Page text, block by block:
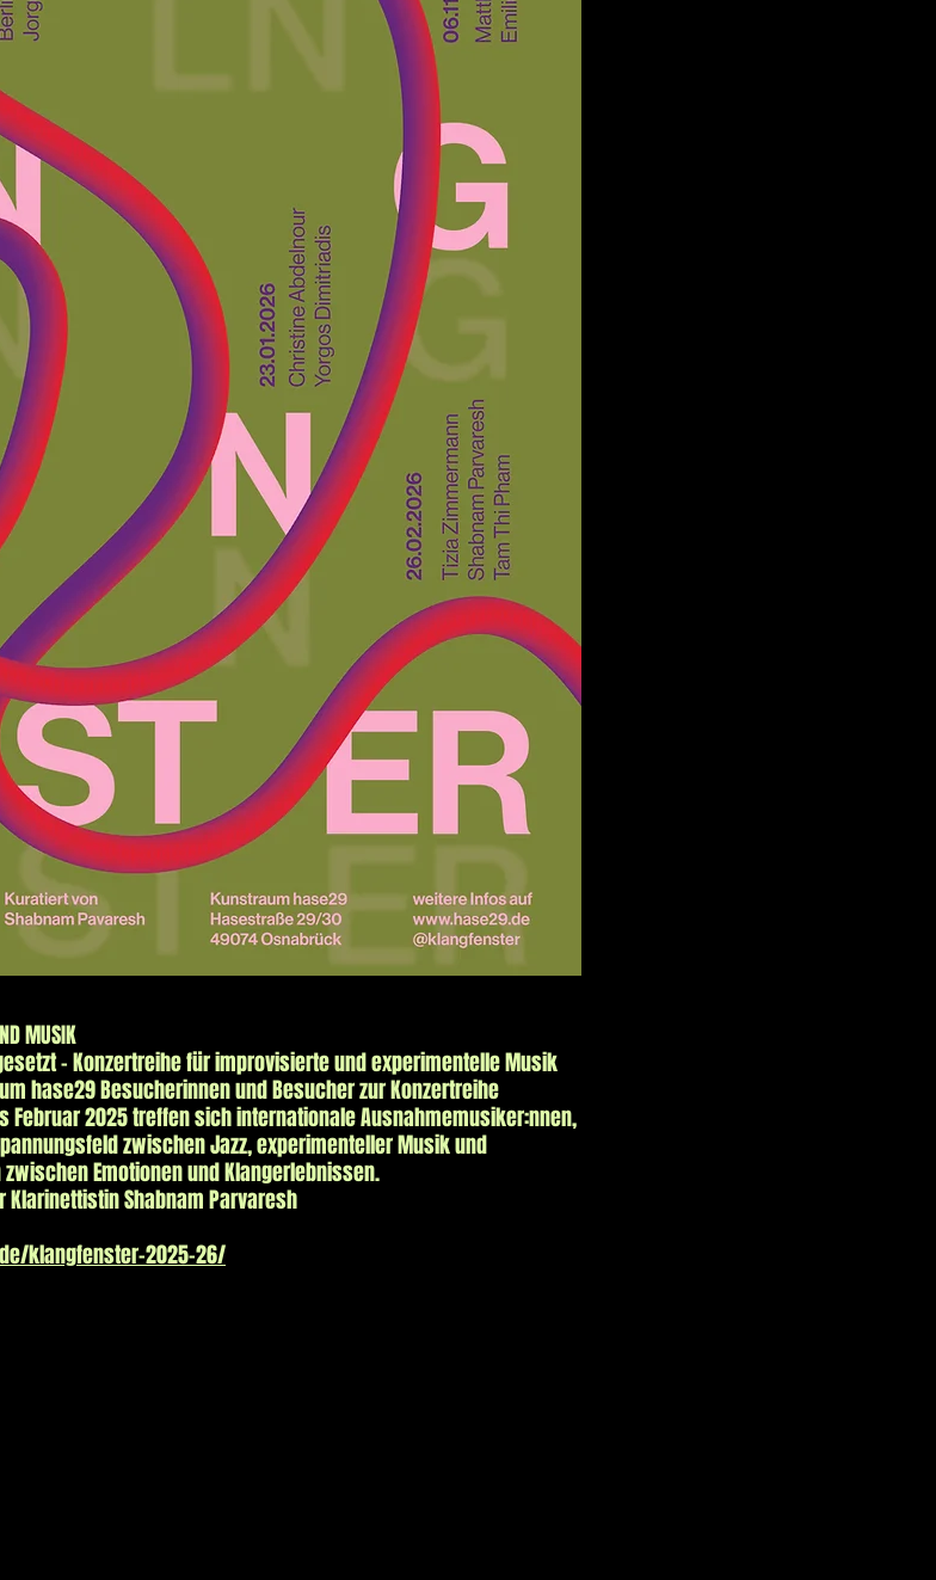
MUSIK
– Konzertreihe für improvisierte und experimentelle Musik
hase29 Besucherinnen und Besucher zur Konzertreihe
Februar 2025 treffen sich internationale Ausnahmemusiker:nnen,
zwischen Jazz, experimenteller Musik und
Emotionen und Klangerlebnissen.
Shabnam Parvaresh
klangfenster-2025-26/